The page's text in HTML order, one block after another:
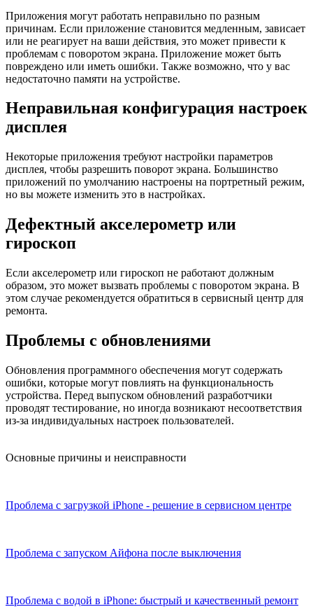
Приложения могут работать неправильно по разным
причинам. Если приложение становится медленным, зависает
или не реагирует на ваши действия, это может привести к
проблемам с поворотом экрана. Приложение может быть
повреждено или иметь ошибки. Также возможно, что у вас
недостаточно памяти на устройстве.
Неправильная конфигурация настроек
дисплея
Некоторые приложения требуют настройки параметров
дисплея, чтобы разрешить поворот экрана. Большинство
приложений по умолчанию настроены на портретный режим,
но вы можете изменить это в настройках.
Дефектный акселерометр или
гироскоп
Если акселерометр или гироскоп не работают должным
образом, это может вызвать проблемы с поворотом экрана. В
этом случае рекомендуется обратиться в сервисный центр для
ремонта.
Проблемы с обновлениями
Обновления программного обеспечения могут содержать
ошибки, которые могут повлиять на функциональность
устройства. Перед выпуском обновлений разработчики
проводят тестирование, но иногда возникают несоответствия
из-за индивидуальных настроек пользователей.
Основные причины и неисправности
Проблема с загрузкой iPhone - решение в сервисном центре
Проблема с запуском Айфона после выключения
Проблема с водой в iPhone: быстрый и качественный ремонт